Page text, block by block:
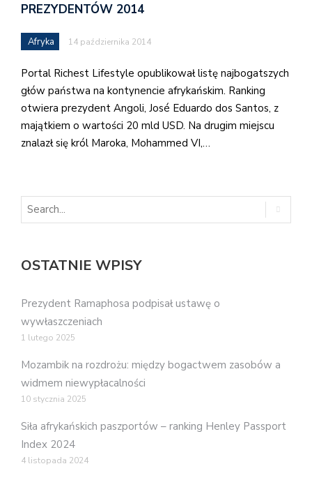
PREZYDENTÓW 2014
Afryka 14 października 2014
Portal Richest Lifestyle opublikował listę najbogatszych
głów państwa na kontynencie afrykańskim. Ranking
otwiera prezydent Angoli, José Eduardo dos Santos, z
majątkiem o wartości 20 mld USD. Na drugim miejscu
znalazł się król Maroka, Mohammed VI,…
OSTATNIE WPISY
Prezydent Ramaphosa podpisał ustawę o
wywłaszczeniach
1 lutego 2025
Mozambik na rozdrożu: między bogactwem zasobów a
widmem niewypłacalności
10 stycznia 2025
Siła afrykańskich paszportów – ranking Henley Passport
Index 2024
4 listopada 2024